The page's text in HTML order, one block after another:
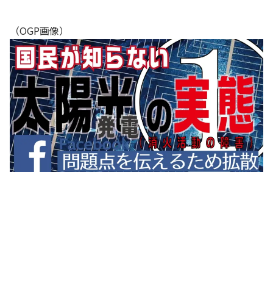
（OGP画像）